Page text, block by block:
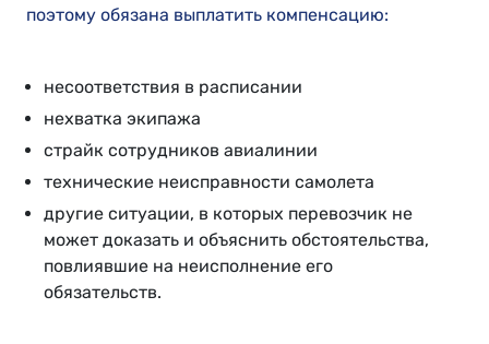
поэтому обязана выплатить компенсацию:
несоответствия в расписании
нехватка экипажа
страйк сотрудников авиалинии
технические неисправности самолета
другие ситуации, в которых перевозчик не
может доказать и объяснить обстоятельства,
повлиявшие на неисполнение его
обязательств.